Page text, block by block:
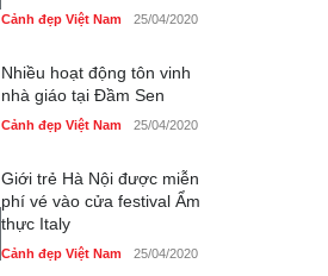
Cảnh đẹp Việt Nam 25/04/2020
Nhiều hoạt động tôn vinh
nhà giáo tại Đầm Sen
Cảnh đẹp Việt Nam 25/04/2020
Giới trẻ Hà Nội được miễn
phí vé vào cửa festival Ẩm
thực Italy
Cảnh đẹp Việt Nam 25/04/2020